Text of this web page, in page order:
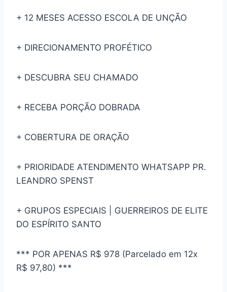
+ 12 MESES ACESSO ESCOLA DE UNÇÃO
+ DIRECIONAMENTO PROFÉTICO
+ DESCUBRA SEU CHAMADO
+ RECEBA PORÇÃO DOBRADA
+ COBERTURA DE ORAÇÃO
+ PRIORIDADE ATENDIMENTO WHATSAPP PR.
LEANDRO SPENST
+ GRUPOS ESPECIAIS | GUERREIROS DE ELITE
DO ESPÍRITO SANTO
*** POR APENAS R$ 978 (Parcelado em 12x
R$ 97,80) ***